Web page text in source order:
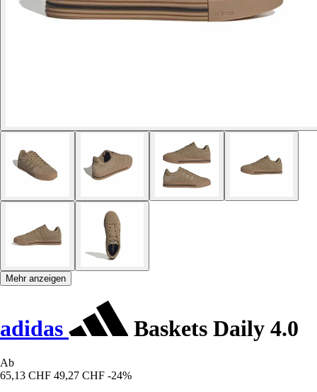
Mehr anzeigen
adidas Baskets Daily 4.0
Ab
65,13 CHF 49,27 CHF -24%